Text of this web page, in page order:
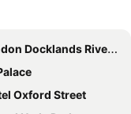
Docklands Riverside
Oxford Street